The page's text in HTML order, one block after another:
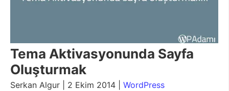
Tema Aktivasyonunda Sayfa
Oluşturmak
Serkan Algur | 2 Ekim 2014 | WordPress